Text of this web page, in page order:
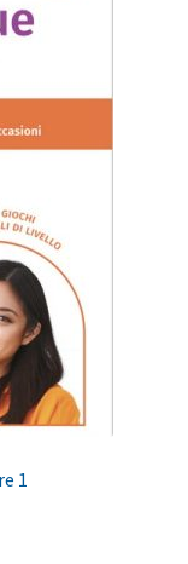
1